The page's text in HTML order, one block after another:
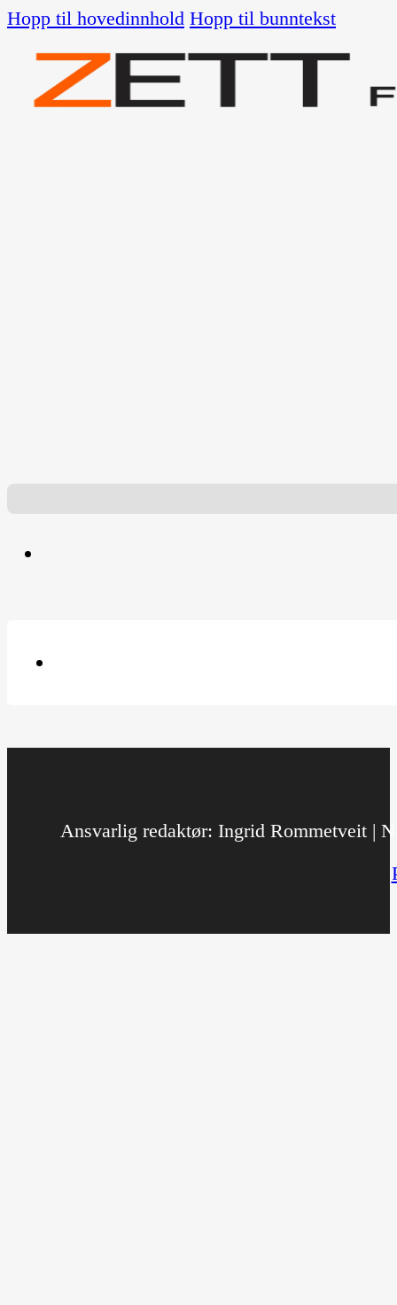
Hopp til hovedinnhold Hopp til bunntekst
Ansvarlig redaktør: Ingrid Rommetveit |